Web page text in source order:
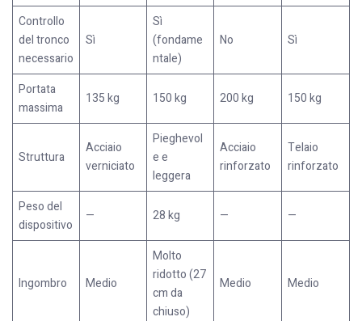
Controllo
del tronco
necessario
Sì
Sì
(fondame
ntale)
No Sì
Portata
massima
135 kg 150 kg 200 kg 150 kg
Struttura
Acciaio
verniciato
Pieghevol
e e
leggera
Acciaio
rinforzato
Telaio
rinforzato
Peso del
dispositivo
— 28 kg — —
Ingombro Medio
Molto
ridotto (27
cm da
chiuso)
Medio Medio